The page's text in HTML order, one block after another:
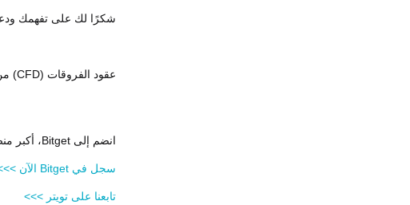
شكرًا لك على تفهمك
عقود الفروقات (CFD) من Bitget
انضم إلى Bitget، أكبر منصة تداول عالمية (UEX)
سجل في Bitget الآن >>>
تابعنا على تويتر >>>